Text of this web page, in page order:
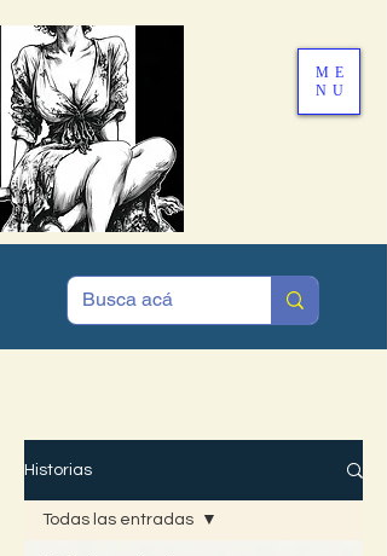
ME
NU
Historias
Todas las entradas